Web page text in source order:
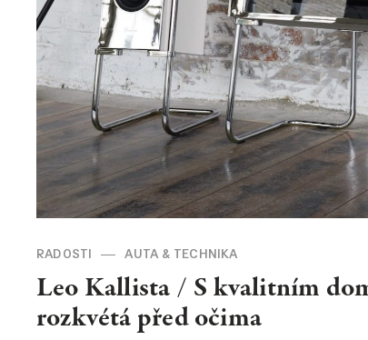
KONTAKT
Kontakt
O nás
RADOSTI AUTA & TECHNIKA
Leo Kallista / S kvalitním
rozkvétá před očima